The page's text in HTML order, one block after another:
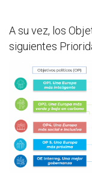
A su vez, los
siguientes